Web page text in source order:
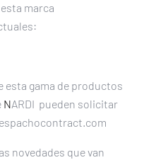
marca
esta gama de productos
NARDI pueden solicitar
novedades que van